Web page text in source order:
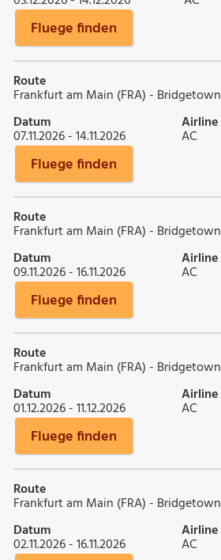
Fluege finden
Route
Frankfurt am Main (FRA) -
Datum
07.11.2026 - 14.11.2026
Airline
AC
Fluege finden
Route
Frankfurt am Main (FRA) -
Datum
09.11.2026 - 16.11.2026
Airline
AC
Fluege finden
Route
Frankfurt am Main (FRA) -
Datum
01.12.2026 - 11.12.2026
Airline
AC
Fluege finden
Route
Frankfurt am Main (FRA) -
Datum
02.11.2026 - 16.11.2026
Airline
AC